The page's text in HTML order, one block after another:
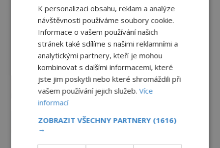
Ztracený hrob svatého Mikuláše:
Tajná výprava, která odnesla
nejslavnější relikvii do Itálie
7.8.2026 2.8TIS
Kam zmizely ostatky světců?
Relikvie, které putují Evropou a
dodnes budí úžas
6.8.2026 3.2TIS
Železný zázrak z Indie: Proč tento
sloup už 1 600 let nezná rez?
K personalizaci obsahu, reklam a analýze
návštěvnosti používáme soubory cookie.
Informace o vašem používání našich
stránek také sdílíme s našimi reklamními a
analytickými partnery, kteří je mohou
kombinovat s dalšími informacemi, které
jste jim poskytli nebo které shromáždili při
vašem používání jejich služeb.Více
informací
ZOBRAZIT VŠECHNY PARTNERY (1616)
→